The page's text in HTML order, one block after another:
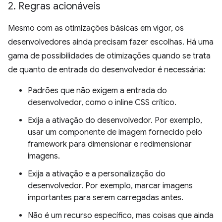
2. Regras acionáveis
Mesmo com as otimizações básicas em vigor, os
desenvolvedores ainda precisam fazer escolhas. Há uma
gama de possibilidades de otimizações quando se trata
de quanto de entrada do desenvolvedor é necessária:
Padrões que não exigem a entrada do
desenvolvedor, como o inline CSS crítico.
Exija a ativação do desenvolvedor. Por exemplo,
usar um componente de imagem fornecido pelo
framework para dimensionar e redimensionar
imagens.
Exija a ativação e a personalização do
desenvolvedor. Por exemplo, marcar imagens
importantes para serem carregadas antes.
Não é um recurso específico, mas coisas que ainda